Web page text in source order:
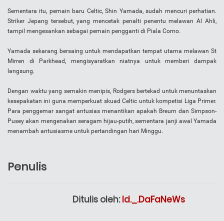
Sementara itu, pemain baru Celtic, Shin Yamada, sudah mencuri perhatian.
Striker Jepang tersebut, yang mencetak penalti penentu melawan Al Ahli,
tampil mengesankan sebagai pemain pengganti di Piala Como.
Yamada sekarang bersaing untuk mendapatkan tempat utama melawan St
Mirren di Parkhead, mengisyaratkan niatnya untuk memberi dampak
langsung.
Dengan waktu yang semakin menipis, Rodgers bertekad untuk menuntaskan
kesepakatan ini guna memperkuat skuad Celtic untuk kompetisi Liga Primer.
Para penggemar sangat antusias menantikan apakah Breum dan Simpson-
Pusey akan mengenakan seragam hijau-putih, sementara janji awal Yamada
menambah antusiasme untuk pertandingan hari Minggu.
Penulis
Ditulis oleh:Id._.DaFaNeWs